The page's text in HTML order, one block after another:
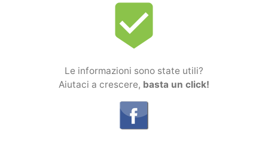
beenhere
Le informazioni sono state utili?
Aiutaci a crescere, basta un click!